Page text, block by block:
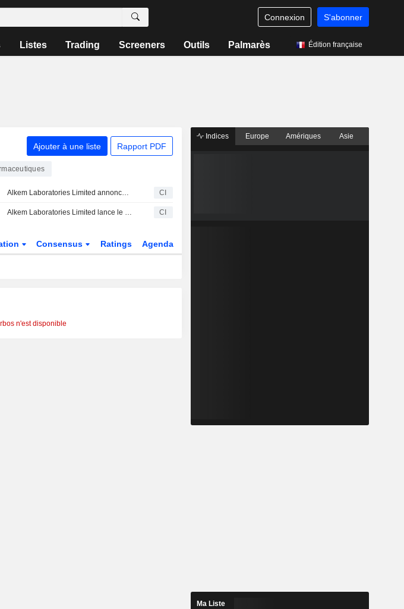
Connexion S'abonner
Listes Trading Screeners Outils Palmarès Édition française
Ajouter à une liste Rapport PDF
Alkem Laboratories Limited annonce la démission de Jitendra Singh Huda de ses fonctions de cadre dirigeant, effective au 23 juillet 2026 CI
Alkem Laboratories Limited lance le sémaglutide en seringues pré-remplies à usage unique à partir de 350 INR CI
Consensus Ratings Agenda
n'est disponible
Indices Europe Amériques Asie
Ma Liste